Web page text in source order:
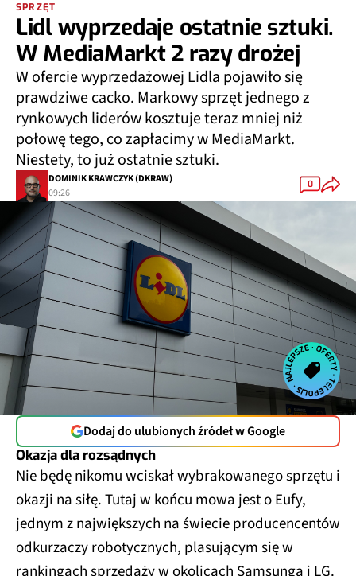
SPRZĘT
Lidl wyprzedaje ostatnie sztuki.
W MediaMarkt 2 razy drożej
W ofercie wyprzedażowej Lidla pojawiło się
prawdziwe cacko. Markowy sprzęt jednego z
rynkowych liderów kosztuje teraz mniej niż
połowę tego, co zapłacimy w MediaMarkt.
Niestety, to już ostatnie sztuki.
DOMINIK KRAWCZYK (DKRAW)
09:26
0
Dodaj do ulubionych źródeł w Google
Okazja dla rozsądnych
Nie będę nikomu wciskał wybrakowanego sprzętu i
okazji na siłę. Tutaj w końcu mowa jest o Eufy,
jednym z największych na świecie producencentów
odkurzaczy robotycznych, plasującym się w